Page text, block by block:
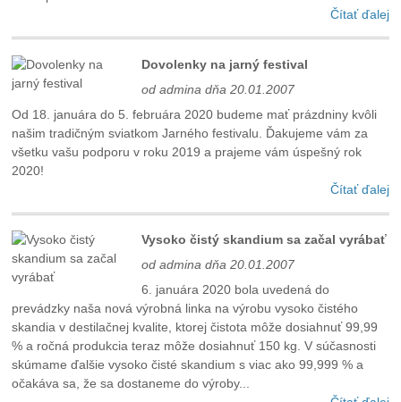
Čítať ďalej
Dovolenky na jarný festival
od admina dňa 20.01.2007
Od 18. januára do 5. februára 2020 budeme mať prázdniny kvôli
našim tradičným sviatkom Jarného festivalu. Ďakujeme vám za
všetku vašu podporu v roku 2019 a prajeme vám úspešný rok
2020!
Čítať ďalej
Vysoko čistý skandium sa začal vyrábať
od admina dňa 20.01.2007
6. januára 2020 bola uvedená do
prevádzky naša nová výrobná linka na výrobu vysoko čistého
skandia v destilačnej kvalite, ktorej čistota môže dosiahnuť 99,99
% a ročná produkcia teraz môže dosiahnuť 150 kg. V súčasnosti
skúmame ďalšie vysoko čisté skandium s viac ako 99,999 % a
očakáva sa, že sa dostaneme do výroby...